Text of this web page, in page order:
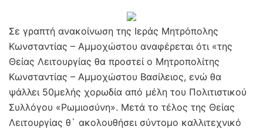
Σε γραπτή ανακοίνωση της Ιεράς Μητρόπολης
Κωνσταντίας – Αμμοχώστου αναφέρεται ότι «της
Θείας Λειτουργίας θα προστεί ο Μητροπολίτης
Κωνσταντίας – Αμμοχώστου Βασίλειος, ενώ θα
ψάλλει 50μελής χορωδία από μέλη του Πολιτιστικού
Συλλόγου «Ρωμιοσύνη». Μετά το τέλος της Θείας
Λειτουργίας θ` ακολουθήσει σύντομο καλλιτεχνικό